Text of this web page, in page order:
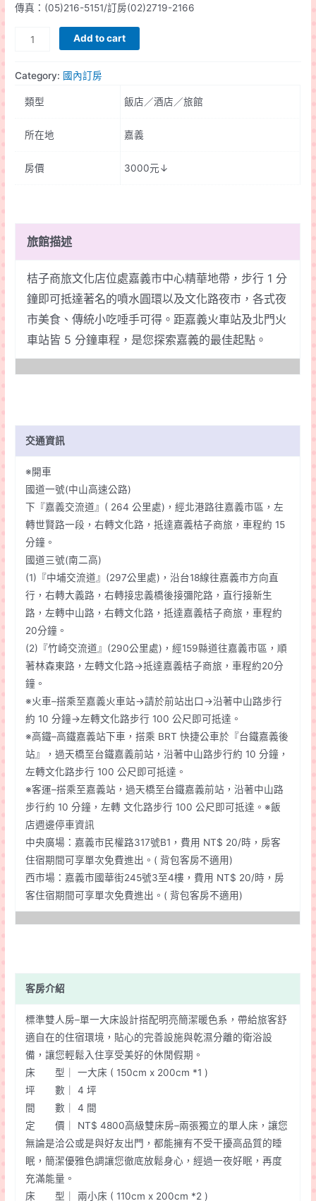
傳真：(05)216-5151/訂房(02)2719-2166
桔
Add to cart
Category: 國內訂房
類型 飯店／酒店／旅館
所在地 嘉義
房價 3000元↓
旅館描述
桔子商旅文化店位處嘉義市中心精華地帶，步行 1 分
鐘即可抵達著名的噴水圓環以及文化路夜市，各式夜
市美食、傳統小吃唾手可得。距嘉義火車站及北門火
車站皆 5 分鐘車程，是您探索嘉義的最佳起點。
交通資訊
※開車
國道一號(中山高速公路)
下『嘉義交流道』( 264 公里處)，經北港路往嘉義市區，左
轉世賢路一段，右轉文化路，抵達嘉義桔子商旅，車程約 15
分鐘。
國道三號(南二高)
(1)『中埔交流道』(297公里處)，沿台18線往嘉義市方向直
行，右轉大義路，右轉接忠義橋後接彌陀路，直行接新生
路，左轉中山路，右轉文化路，抵達嘉義桔子商旅，車程約
20分鐘。
(2)『竹崎交流道』(290公里處)，經159縣道往嘉義市區，順
著林森東路，左轉文化路→抵達嘉義桔子商旅，車程約20分
鐘。
※火車–搭乘至嘉義火車站→請於前站出口→沿著中山路步行
約 10 分鐘→左轉文化路步行 100 公尺即可抵達。
※高鐵–高鐵嘉義站下車，搭乘 BRT 快捷公車於『台鐵嘉義後
站』，過天橋至台鐵嘉義前站，沿著中山路步行約 10 分鐘，
左轉文化路步行 100 公尺即可抵達。
※客運–搭乘至嘉義站，過天橋至台鐵嘉義前站，沿著中山路
步行約 10 分鐘，左轉 文化路步行 100 公尺即可抵達。※飯
店週邊停車資訊
中央廣場：嘉義市民權路317號B1，費用 NT$ 20/時，房客
住宿期間可享單次免費進出。( 背包客房不適用)
西市場：嘉義市國華街245號3至4樓，費用 NT$ 20/時，房
客住宿期間可享單次免費進出。( 背包客房不適用)
客房介紹
標準雙人房–單一大床設計搭配明亮簡潔暖色系，帶給旅客舒
適自在的住宿環境，貼心的完善設施與乾濕分離的衛浴設
備，讓您輕鬆入住享受美好的休閒假期。
床 型｜ 一大床 ( 150cm x 200cm *1 )
坪 數｜ 4 坪
間 數｜ 4 間
定 價｜ NT$ 4800高級雙床房–兩張獨立的單人床，讓您
無論是洽公或是與好友出門，都能擁有不受干擾高品質的睡
眠，簡潔優雅色調讓您徹底放鬆身心，經過一夜好眠，再度
充滿能量。
床 型｜ 兩小床 ( 110cm x 200cm *2 )